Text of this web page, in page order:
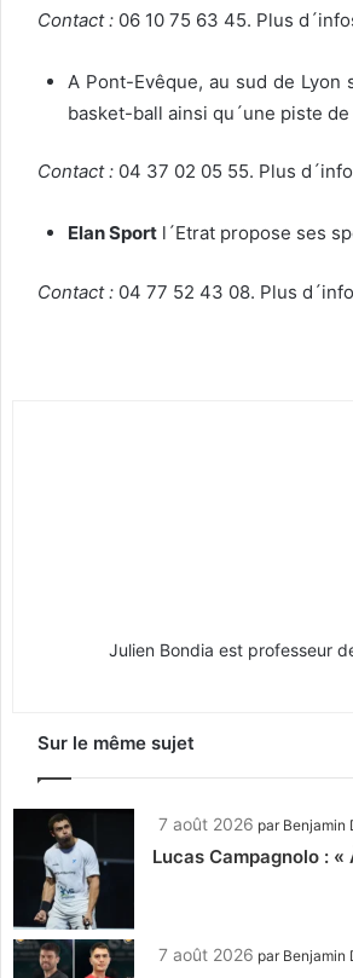
Contact : 06 10 75 63 45. Plus
A Pont-Evêque, au sud de Lyon
basket-ball ainsi qu´une piste
Contact : 04 37 02 05 55. Plus
Elan Sport l´Etrat propose ses
Contact : 04 77 52 43 08. Plus
Julien Bondia est professeur
Sur le même sujet
7 août 2026 par Benjamin
Lucas Campagnolo :
7 août 2026 par Benjamin